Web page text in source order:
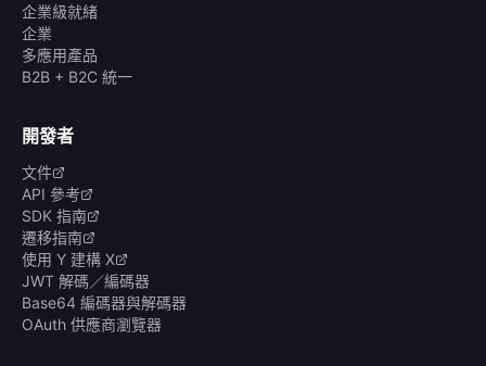
企業級就緒
企業
多應用產品
B2B + B2C 統一
開發者
文件
API 參考
SDK 指南
遷移指南
使用 Y 建構 X
JWT 解碼／編碼器
Base64 編碼器與解碼器
OAuth 供應商瀏覽器